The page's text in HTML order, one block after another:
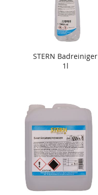
STERN Badreiniger
1l